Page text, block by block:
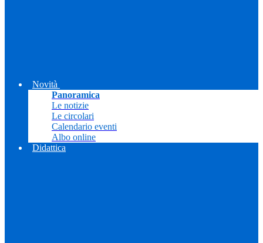
Novità
Panoramica
Le notizie
Le circolari
Calendario eventi
Albo online
Didattica